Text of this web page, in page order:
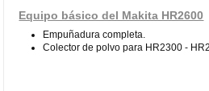
Equipo básico del Makita HR2600
Empuñadura completa.
Colector de polvo para HR2300 -